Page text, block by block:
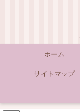
ホーム
サイトマップ